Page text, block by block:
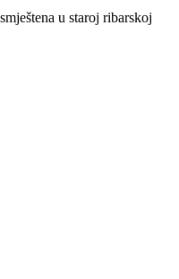
u staroj ribarskoj